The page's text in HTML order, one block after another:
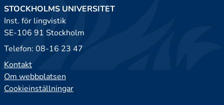
STOCKHOLMS UNIVERSITET
Inst. för lingvistik
SE-106 91 Stockholm
Telefon: 08-16 23 47
Kontakt
Om webbplatsen
Cookieinställningar